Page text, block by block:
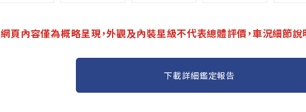
網頁內容僅為概略呈現，外觀及內裝星級不代表總體評價，車況細節說
下載詳細鑑定報告